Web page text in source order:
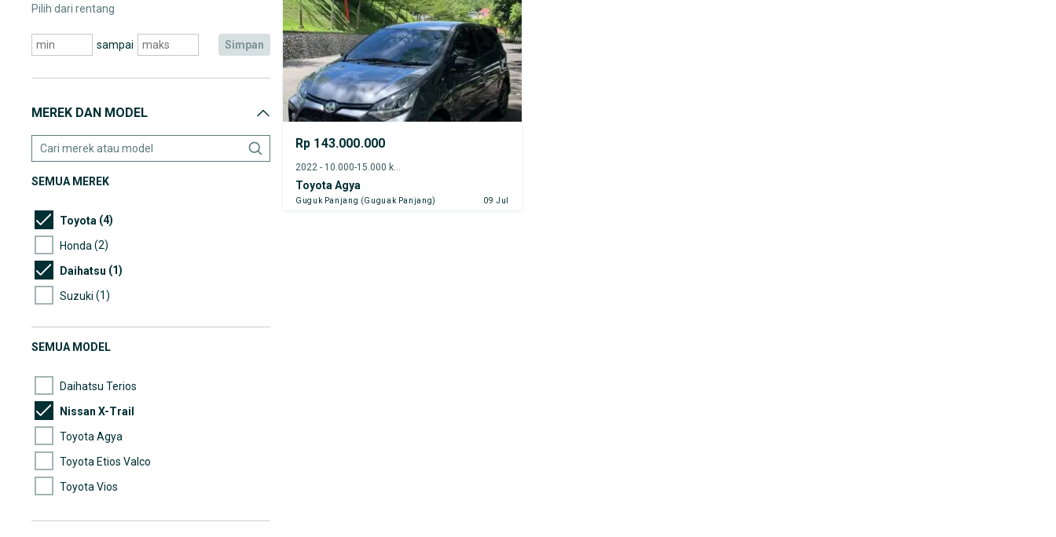
Pilih dari rentang
sampai simpan
MEREK DAN MODEL
SEMUA MEREK
Toyota (4)
Honda (2)
Daihatsu (1)
Suzuki (1)
SEMUA MODEL
Daihatsu Terios
Nissan X-Trail
Toyota Agya
Toyota Etios Valco
Toyota Vios
Rp 143.000.000
Toyota Agya
Guguk Panjang (Guguak Panjang) 09 Jul